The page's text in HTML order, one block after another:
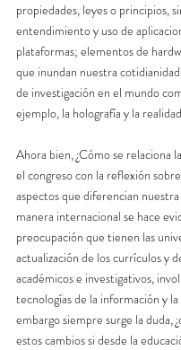
propiedades, leyes o principios,
entendimiento y uso de
plataformas; elementos de
que inundan nuestra
de investigación en el mundo
ejemplo, la holografía y la
Ahora bien, ¿Cómo se relaciona
el congreso con la reflexión
aspectos que diferencian
manera internacional se hace
preocupación que tienen las
actualización de los currículos y
académicos e investigativos,
tecnologías de la información y
embargo siempre surge la duda,
estos cambios si desde la